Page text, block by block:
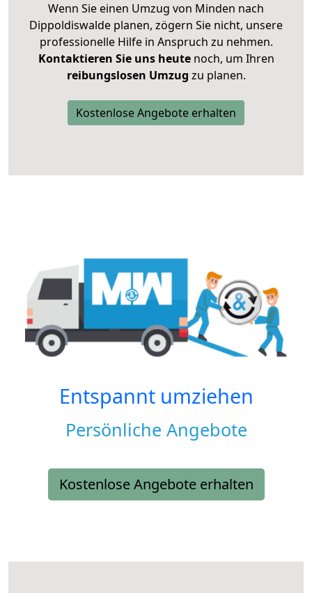
Wenn Sie einen Umzug von Minden nach
Dippoldiswalde planen, zögern Sie nicht, unsere
professionelle Hilfe in Anspruch zu nehmen.
Kontaktieren Sie uns heutenoch, um Ihren
reibungslosen Umzug zu planen.
Kostenlose Angebote erhalten
Entspannt umziehen
Persönliche Angebote
Kostenlose Angebote erhalten